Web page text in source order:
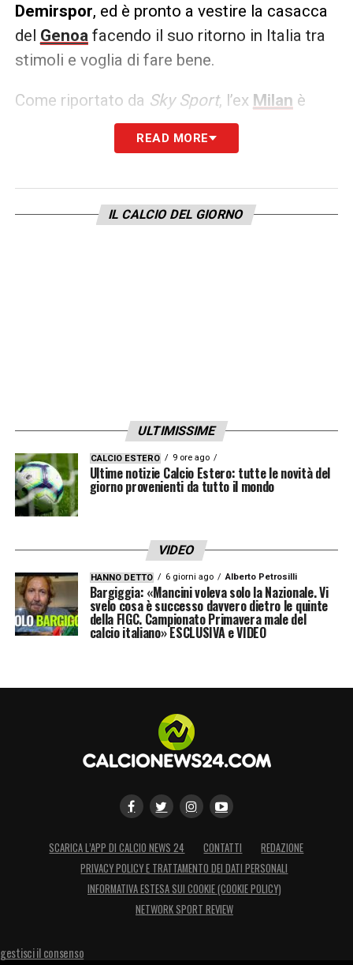
Demirspor, ed è pronto a vestire la casacca
del Genoafacendo il suo ritorno in Italia tra
stimoli e voglia di fare bene.
Come riportato da Sky Sport, l’ex Milan è
fortemente intenzionato a trasferirsi, ma
tutto dipenderà dalle intenzioni della società:
READ MORE
IL CALCIO DEL GIORNO
ULTIMISSIME
CALCIO ESTERO 9 ore ago
Ultime notizie Calcio Estero: tutte le novità del
giorno provenienti da tutto il mondo
VIDEO
HANNO DETTO 6 giorni ago Alberto Petrosilli
Bargiggia: «Mancini voleva solo la Nazionale. Vi
svelo cosa è successo davvero dietro le quinte
della FIGC. Campionato Primavera male del
calcio italiano» ESCLUSIVA e VIDEO
SCARICA L’APP DI CALCIO NEWS 24 CONTATTI
REDAZIONE
PRIVACY POLICY E TRATTAMENTO DEI DATI PERSONALI
INFORMATIVA ESTESA SUI COOKIE (COOKIE POLICY)
NETWORK SPORT REVIEW
gestisci il consenso